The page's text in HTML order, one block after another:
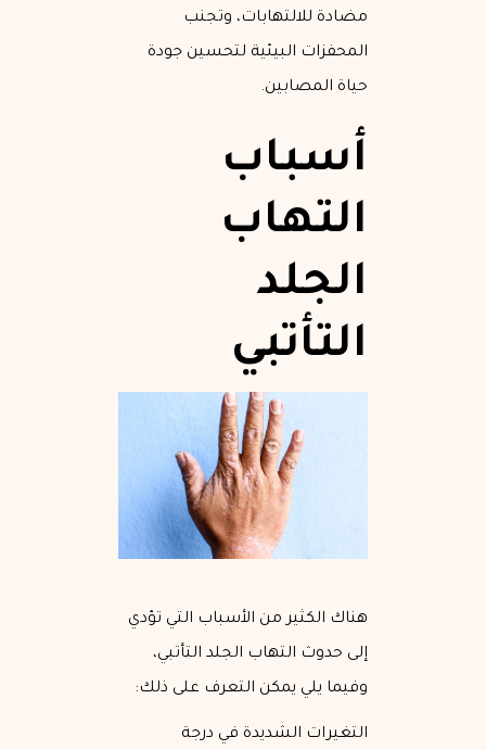
مضادة للالتهابات، وتجنب
المحفزات البيئية لتحسين جودة
حياة المصابين.
أسباب
التهاب
الجلد
التأتبي
هناك الكثير من الأسباب التي تؤدي
إلى حدوث التهاب الجلد التأتبي،
وفيما يلي يمكن التعرف على ذلك:
التغيرات الشديدة في درجة